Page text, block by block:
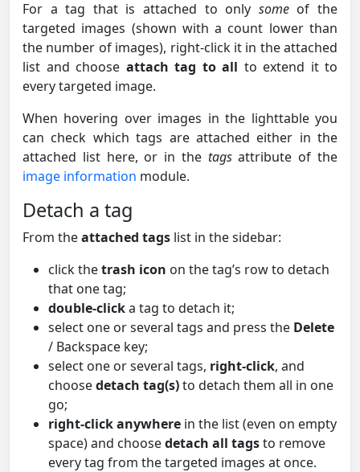
For a tag that is attached to only someof the
targeted images (shown with a count lower than
the number of images), right-click it in the attached
list and choose attach tag to all to extend it to
every targeted image.
When hovering over images in the lighttable you
can check which tags are attached either in the
attached list here, or in the tagsattribute of the
image information module.
Detach a tag
From theattached tags list in the sidebar:
click thetrash icon on the tag’s row to detach
that one tag;
double-clicka tag to detach it;
select one or several tags and press the Delete
/ Backspace key;
select one or several tags, right-click, and
choosedetach tag(s)to detach them all in one
go;
right-click anywhere in the list (even on empty
space) and choosedetach all tagsto remove
every tag from the targeted images at once.